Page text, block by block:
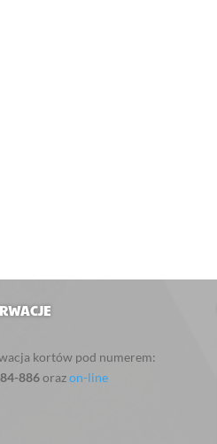
kortów pod numerem:
886orazon-line